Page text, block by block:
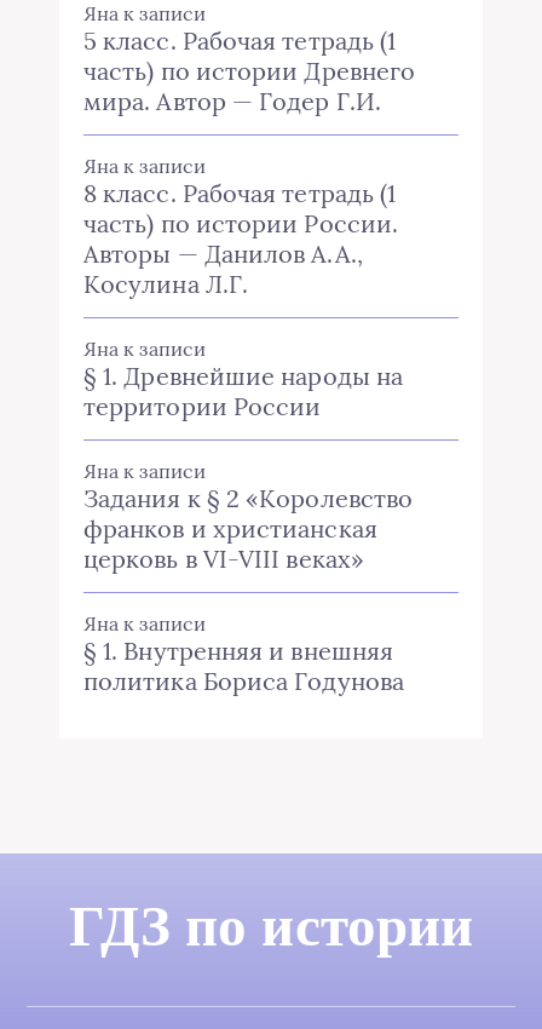
Яна к записи
5 класс. Рабочая тетрадь (1
часть) по истории Древнего
мира. Автор — Годер Г.И.
Яна к записи
8 класс. Рабочая тетрадь (1
часть) по истории России.
Авторы — Данилов А.А.,
Косулина Л.Г.
Яна к записи
§ 1. Древнейшие народы на
территории России
Яна к записи
Задания к § 2 «Королевство
франков и христианская
церковь в VI-VIII веках»
Яна к записи
§ 1. Внутренняя и внешняя
политика Бориса Годунова
ГДЗ по истории